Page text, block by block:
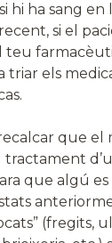
hi ha sang en
si el
teu
triar els
que el
que algú
(fregits,